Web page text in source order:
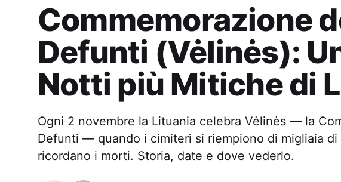
Commemorazione
Defunti (Vėlinės):
Notti più Mitiche di
Ogni 2 novembre la Lituania celebra Vėlinės — la
Defunti — quando i cimiteri si riempiono di migliaia
ricordano i morti. Storia, date e dove vederlo.